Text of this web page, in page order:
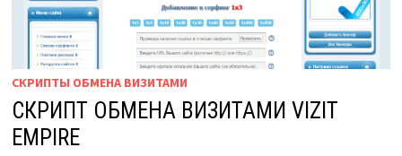
СКРИПТЫ ОБМЕНА ВИЗИТАМИ
СКРИПТ ОБМЕНА ВИЗИТАМИ VIZIT
EMPIRE